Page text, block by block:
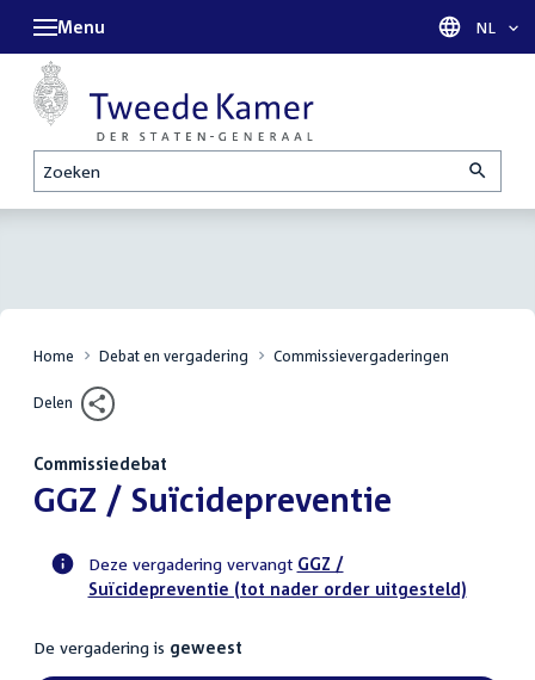
Zoeken
Menu Taal
NL
Home Debat en vergadering Commissievergaderingen
Delen
Commissiedebat
:GGZ / Suïcidepreventie
Voortgangsstatus
activiteit
Deze vergadering vervangt GGZ /
Suïcidepreventie (tot nader order uitgesteld)
De vergadering is geweest